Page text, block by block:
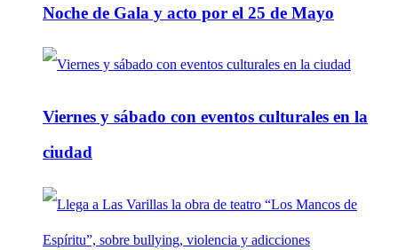
Noche de Gala y acto por el 25 de Mayo
Viernes y sábado con eventos culturales en la
ciudad